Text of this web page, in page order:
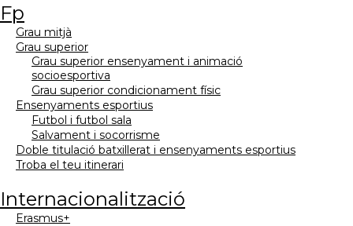
fp
grau mitjà
grau superior
grau superior ensenyament i animació
socioesportiva
grau superior condicionament físic
ensenyaments esportius
futbol i futbol sala
salvament i socorrisme
doble titulació batxillerat i ensenyaments esportius
troba el teu itinerari
internacionalització
erasmus+